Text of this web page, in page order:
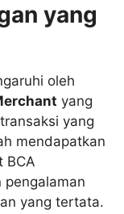
yang
oleh
yang
yang
mendapatkan
BCA
yang tertata.